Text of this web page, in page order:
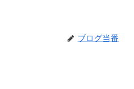
ブログ当番